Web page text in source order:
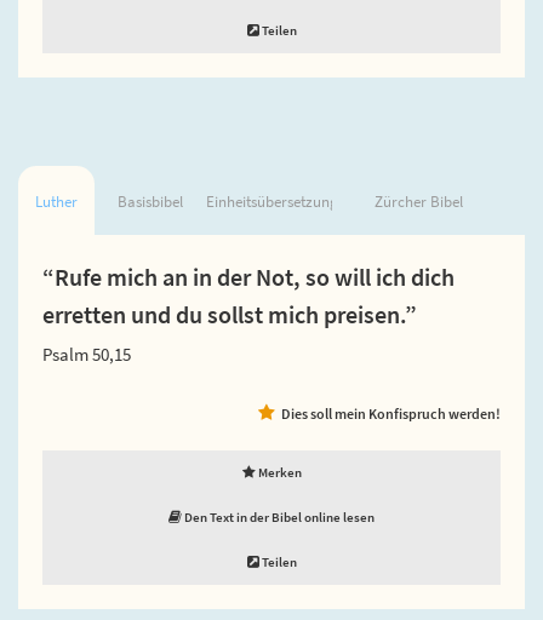
Teilen
Luther Basisbibel Einheitsübersetzung Zürcher Bibel
“Rufe mich an in der Not, so will ich dich
erretten und du sollst mich preisen.”
Psalm 50,15
Dies soll mein Konfispruch werden!
Merken
Den Text in der Bibel online lesen
Teilen